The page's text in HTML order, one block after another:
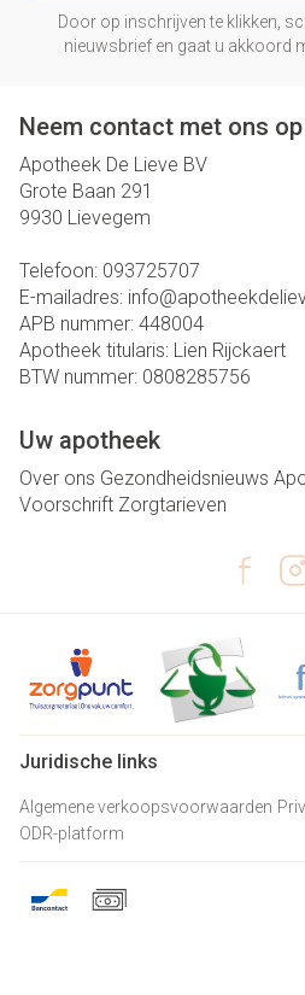
Door op inschrijven te klikken,
nieuwsbrief en gaat u akkoord
Neem contact met ons op
Apotheek De Lieve BV
Grote Baan 291
9930 Lievegem
Telefoon: 093725707
E-mailadres: info@
APB nummer: 448004
Apotheek titularis: Lien Rijckaert
BTW nummer: 0808285756
Uw apotheek
Over ons Gezondheidsnieuws
Voorschrift Zorgtarieven
Juridische links
Algemene verkoopsvoorwaarden
ODR-platform